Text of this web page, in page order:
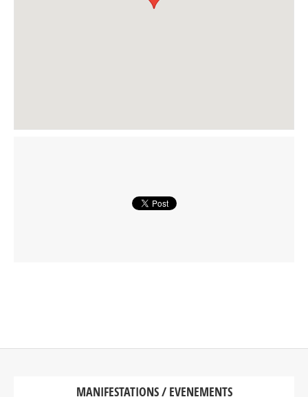
MANIFESTATIONS / EVENEMENTS